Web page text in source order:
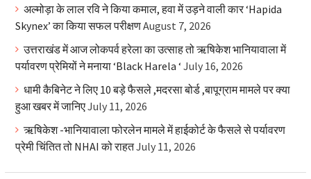
अल्मोड़ा के लाल रवि ने किया कमाल, हवा में उड़ने वाली कार ‘Hapida
Skynex’ का किया सफल परीक्षणAugust 7, 2026
उत्तराखंड में आज लोकपर्व हरेला का उत्साह तो ऋषिकेश भानियावाला में
पर्यावरण प्रेमियों ने मनाया ‘Black Harela ‘ July 16, 2026
धामी कैबिनेट ने लिए 10 बड़े फैसले ,मदरसा बोर्ड ,बापूग्राम मामले पर क्या
हुआ खबर में जानिएJuly 11, 2026
ऋषिकेश -भानियावाला फोरलेन मामले में हाईकोर्ट के फैसले से पर्यावरण
प्रेमी चिंतित तो NHAI को राहतJuly 11, 2026